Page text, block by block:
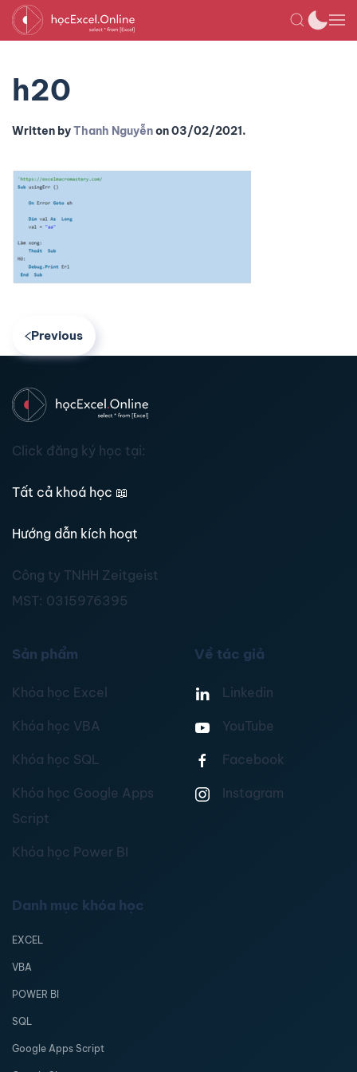
h20
Written byThanh Nguyễnon03/02/2021.
Previous
Click đăng ký học tại:
Tất cả khoá học 📖
Hướng dẫn kích hoạt
Công ty TNHH Zeitgeist
MST: 0315976395
Sản phẩm
Khóa học Excel
Khóa học VBA
Khóa học SQL
Khóa học Google Apps
Script
Khóa học Power BI
Về tác giả
Linkedin
YouTube
Facebook
Instagram
Danh mục khóa học
EXCEL
VBA
POWER BI
SQL
Google Apps Script